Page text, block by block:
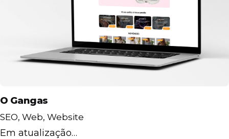
O Gangas
SEO Web Website
Em atualização…